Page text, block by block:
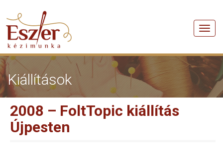
Menü
Kiállítások
2008 – FoltTopic kiállítás
Újpesten